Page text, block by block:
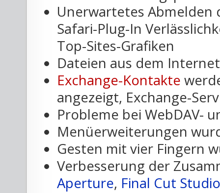
Unerwartetes Abmelden
Safari-Plug-In
Top-Sites-Grafiken
Dateien aus dem
Exchange-Kontakte
angezeigt, Exchange-
Probleme bei WebDAV-
Menüerweiterungen
Gesten mit vier Fingern
Verbesserung der
Aperture, Final Cut Studio